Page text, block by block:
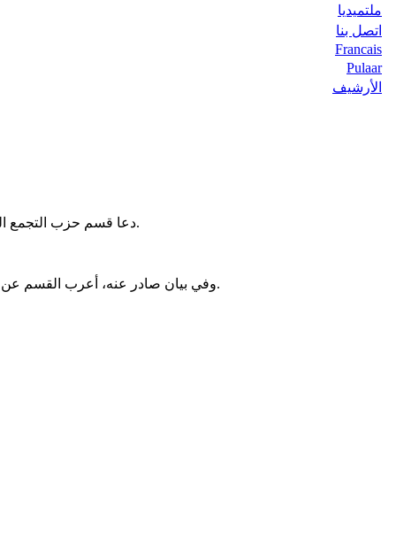
ملتميديا
اتصل بنا
Francais
Pulaar
الأرشيف
دعا قسم حزب التجمع الوطني للإصلاح والتنمية (تواصل) في توجنين السلطات إلى التدخل العاجل لحل أزمة العطش المتفاقمة التي تعاني منها المقاطعة منذ شهرين.
وفي بيان صادر عنه، أعرب القسم عن استنكاره للوضع الحالي، مشيرًا إلى أن السكان يواجهون تكاليف وأضرارًا متزايدة بسبب نقص المياه، دون إجراءات فعالة من الجهات المعنية.